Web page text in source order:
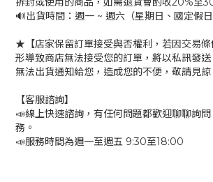
🔊出貨時間：週一 ~ 週六（星期日、國定假日
★【店家保留訂單接受與否權利，若因交易
形導致商店無法接受您的訂單，將以私訊發送
無法出貨通知給您，造成您的不便，敬請見
【客服諮詢】
📣線上快速諮詢，有任何問題都歡迎聊聊詢
務。
📣服務時間為週一至週五 9:30至18:00